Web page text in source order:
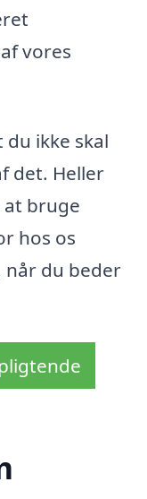
vores
du ikke skal
det. Heller
at bruge
hos os
når du beder